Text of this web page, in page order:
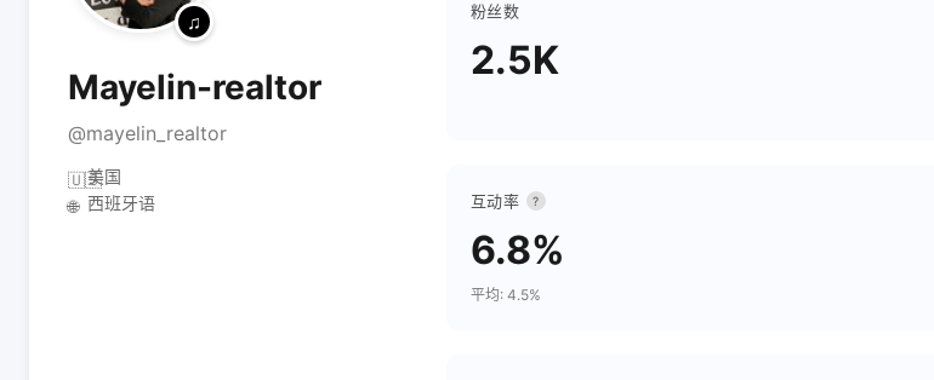
Mayelin-realtor
@mayelin_realtor
🇺🇸美国
🌐 西班牙语
粉丝数
2.5K
互动率 ?
6.8%
平均: 4.5%